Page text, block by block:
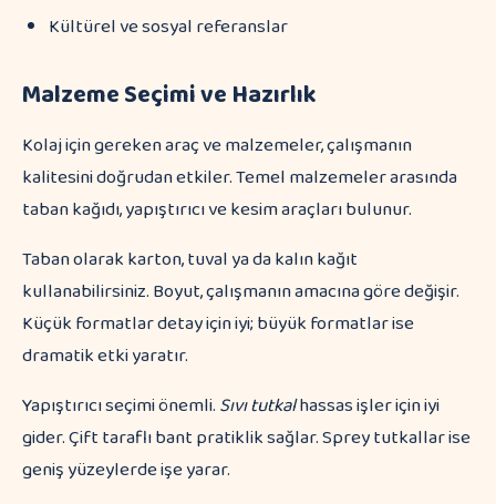
Kültürel ve sosyal referanslar
Malzeme Seçimi ve Hazırlık
Kolaj için gereken araç ve malzemeler, çalışmanın
kalitesini doğrudan etkiler. Temel malzemeler arasında
taban kağıdı, yapıştırıcı ve kesim araçları bulunur.
Taban olarak karton, tuval ya da kalın kağıt
kullanabilirsiniz. Boyut, çalışmanın amacına göre değişir.
Küçük formatlar detay için iyi; büyük formatlar ise
dramatik etki yaratır.
Yapıştırıcı seçimi önemli.Sıvı tutkalhassas işler için iyi
gider. Çift taraflı bant pratiklik sağlar. Sprey tutkallar ise
geniş yüzeylerde işe yarar.